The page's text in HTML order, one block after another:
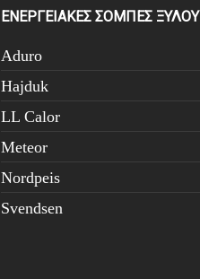
ΕΝΕΡΓΕΙΑΚΕΣ ΣΟΜΠΕΣ ΞΥΛΟΥ
Aduro
Hajduk
LL Calor
Meteor
Nordpeis
Svendsen